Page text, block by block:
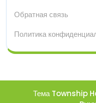
Обратная связь
Политика
Тема Township